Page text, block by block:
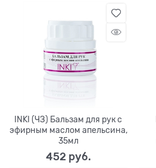
INKI (ЧЗ) Бальзам для рук с
эфирным маслом апельсина,
35мл
452 руб.